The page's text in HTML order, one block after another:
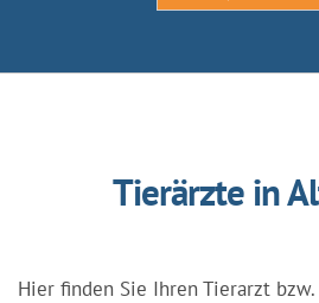
Tierärzte in
Hier finden Sie Ihren Tierarzt